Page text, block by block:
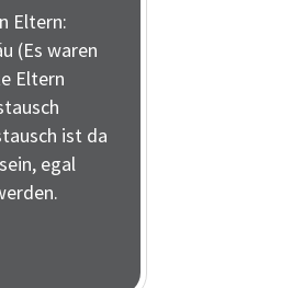
Eltern:
(Es waren
Eltern
ist da
egal